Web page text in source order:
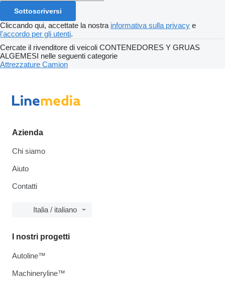
Sottoscriversi
Cliccando qui, accettate la nostra informativa sulla privacy e
l'accordo per gli utenti.
Cercate il rivenditore di veicoli CONTENEDORES Y GRUAS
ALGEMESI nelle seguenti categorie
Attrezzature Camion
Azienda
Chi siamo
Aiuto
Contatti
Italia / italiano
I nostri progetti
Autoline™
Machineryline™